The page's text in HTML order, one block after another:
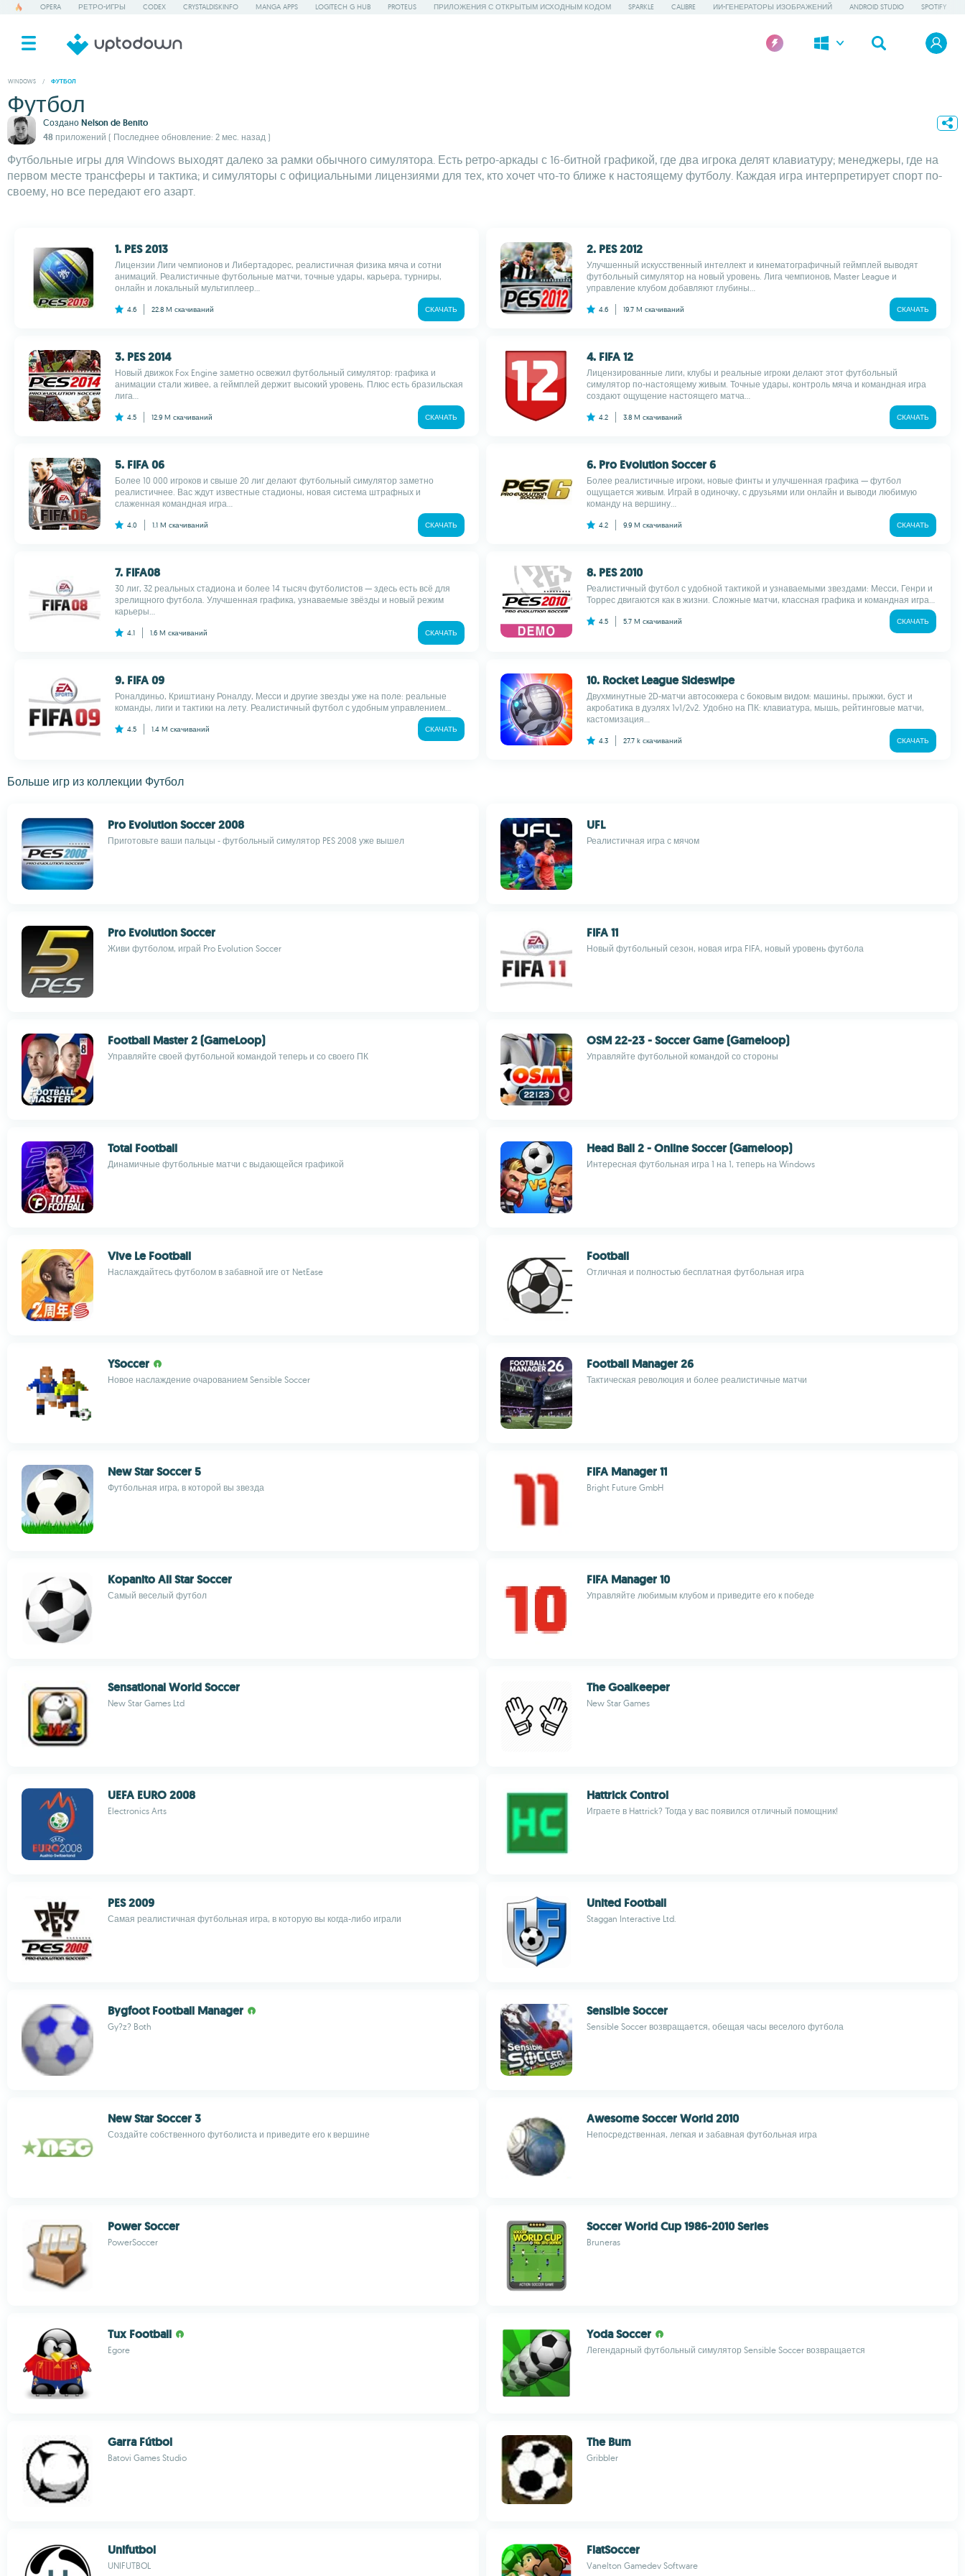
OPERA РЕТРО-ИГРЫ CODEX CRYSTALDISKINFO MANGA APPS LOGITECH G HUB PROTEUS ПРИЛОЖЕНИЯ С ОТКРЫТЫМ ИСХОДНЫМ КОДОМ SPARKLE CALIBRE ИИ-ГЕНЕРАТОРЫ ИЗОБРАЖЕНИЙ ANDROID STUDIO SPOTIFY
WINDOWS / ФУТБОЛ
Футбол
Создано Nelson de Benito
48 приложений ( Последнее обновление: 2 мес. назад )
Футбольные игры для Windows выходят далеко за рамки обычного симулятора. Есть ретро-аркады с 16-битной графикой, где два игрока делят клавиатуру; менеджеры, где на
первом месте трансферы и тактика; и симуляторы с официальными лицензиями для тех, кто хочет что-то ближе к настоящему футболу. Каждая игра интерпретирует спорт по-
своему, но все передают его азарт.
1. PES 2013
Лицензии Лиги чемпионов и Либертадорес, реалистичная физика мяча и сотни
анимаций. Реалистичные футбольные матчи, точные удары, карьера, турниры,
онлайн и локальный мультиплеер...
4.6 22.8 M скачиваний СКАЧАТЬ
2. PES 2012
Улучшенный искусственный интеллект и кинематографичный геймплей выводят
футбольный симулятор на новый уровень. Лига чемпионов, Master League и
управление клубом добавляют глубины...
4.6 19.7 M скачиваний СКАЧАТЬ
3. PES 2014
Новый движок Fox Engine заметно освежил футбольный симулятор: графика и
анимации стали живее, а геймплей держит высокий уровень. Плюс есть бразильская
лига...
4.5 12.9 M скачиваний СКАЧАТЬ
4. FIFA 12
Лицензированные лиги, клубы и реальные игроки делают этот футбольный
симулятор по-настоящему живым. Точные удары, контроль мяча и командная игра
создают ощущение настоящего матча...
4.2 3.8 M скачиваний СКАЧАТЬ
5. FIFA 06
Более 10 000 игроков и свыше 20 лиг делают футбольный симулятор заметно
реалистичнее. Вас ждут известные стадионы, новая система штрафных и
слаженная командная игра...
4.0 1.1 M скачиваний СКАЧАТЬ
6. Pro Evolution Soccer 6
Более реалистичные игроки, новые финты и улучшенная графика — футбол
ощущается живым. Играй в одиночку, с друзьями или онлайн и выводи любимую
команду на вершину...
4.2 9.9 M скачиваний СКАЧАТЬ
7. FIFA08
30 лиг, 32 реальных стадиона и более 14 тысяч футболистов — здесь есть всё для
зрелищного футбола. Улучшенная графика, узнаваемые звёзды и новый режим
карьеры...
4.1 1.6 M скачиваний СКАЧАТЬ
8. PES 2010
Реалистичный футбол с удобной тактикой и узнаваемыми звездами: Месси, Генри и
Торрес двигаются как в жизни. Сложные матчи, классная графика и командная игра...
4.5 5.7 M скачиваний СКАЧАТЬ
9. FIFA 09
Роналдиньо, Криштиану Роналду, Месси и другие звезды уже на поле: реальные
команды, лиги и тактики на лету. Реалистичный футбол с удобным управлением...
4.5 1.4 M скачиваний СКАЧАТЬ
10. Rocket League Sideswipe
Двухминутные 2D-матчи автосоккера с боковым видом: машины, прыжки, буст и
акробатика в дуэлях 1v1/2v2. Удобно на ПК: клавиатура, мышь, рейтинговые матчи,
кастомизация...
4.3 27.7 k скачиваний СКАЧАТЬ
Больше игр из коллекции Футбол
Pro Evolution Soccer 2008
Приготовьте ваши пальцы - футбольный симулятор PES 2008 уже вышел
UFL
Реалистичная игра с мячом
Pro Evolution Soccer
Живи футболом, играй Pro Evolution Soccer
FIFA 11
Новый футбольный сезон, новая игра FIFA, новый уровень футбола
Football Master 2 (GameLoop)
Управляйте своей футбольной командой теперь и со своего ПК
OSM 22-23 - Soccer Game (Gameloop)
Управляйте футбольной командой со стороны
Total Football
Динамичные футбольные матчи с выдающейся графикой
Head Ball 2 - Online Soccer (Gameloop)
Интересная футбольная игра 1 на 1, теперь на Windows
Vive Le Football
Наслаждайтесь футболом в забавной иге от NetEase
Football
Отличная и полностью бесплатная футбольная игра
YSoccer
Новое наслаждение очарованием Sensible Soccer
Football Manager 26
Тактическая революция и более реалистичные матчи
New Star Soccer 5
Футбольная игра, в которой вы звезда
FIFA Manager 11
Bright Future GmbH
Kopanito All Star Soccer
Самый веселый футбол
FIFA Manager 10
Управляйте любимым клубом и приведите его к победе
Sensational World Soccer
New Star Games Ltd
The Goalkeeper
New Star Games
UEFA EURO 2008
Electronics Arts
Hattrick Control
Играете в Hattrick? Тогда у вас появился отличный помощник!
PES 2009
Самая реалистичная футбольная игра, в которую вы когда-либо играли
United Football
Staggan Interactive Ltd.
Bygfoot Football Manager
Gy?z? Both
Sensible Soccer
Sensible Soccer возвращается, обещая часы веселого футбола
New Star Soccer 3
Создайте собственного футболиста и приведите его к вершине
Awesome Soccer World 2010
Непосредственная, легкая и забавная футбольная игра
Power Soccer
PowerSoccer
Soccer World Cup 1986-2010 Series
Bruneras
Tux Football
Egore
Yoda Soccer
Легендарный футбольный симулятор Sensible Soccer возвращается
Garra Fútbol
Batovi Games Studio
The Bum
Gribbler
Unifutbol
UNIFUTBOL
FlatSoccer
Vanelton Gamedev Software